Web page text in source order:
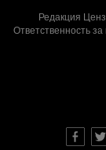
Редакция
Ответственность